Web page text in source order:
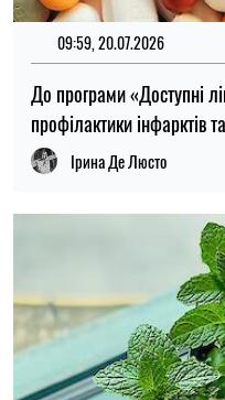
09:59, 20.07.2026
До програми «Доступні
профілактики інфарктів
Ірина Де Люсто